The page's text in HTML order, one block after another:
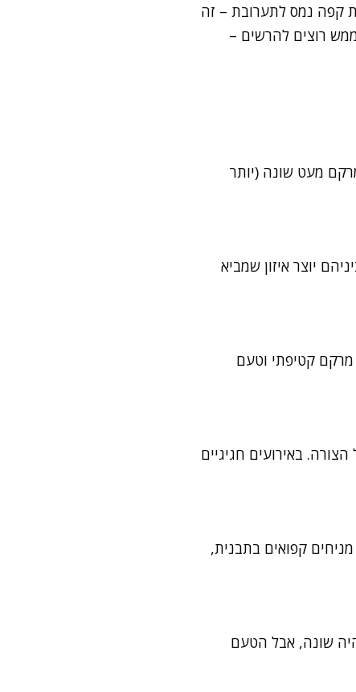
קפה נמס לתערובת – זה
ממש רוצים להרשים –
משתמשים ב-80 מ"ל שמן קנולה. המרקם מעט שונה (יותר
יוצר איזון שמביא
מרקם קטיפתי וטעם
באירועים חגיגיים
קפואים בתבנית,
שונה, אבל הטעם